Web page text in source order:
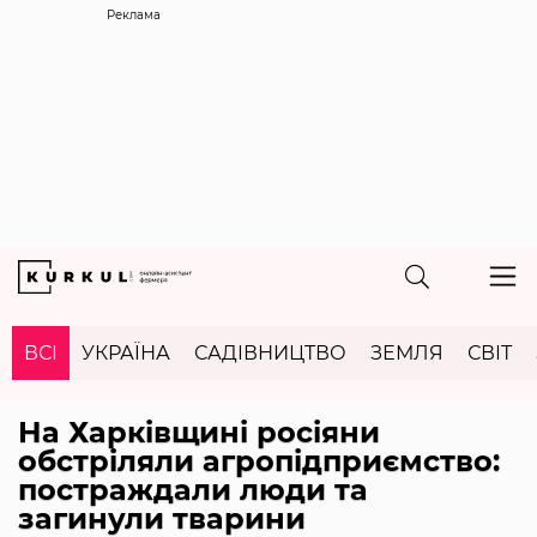
Реклама
ВСІ УКРАЇНА САДІВНИЦТВО ЗЕМЛЯ СВІТ
На Харківщині росіяни
обстріляли агропідприємство:
постраждали люди та
загинули тварини